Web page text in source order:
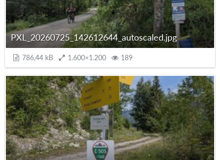
PXL_20260725_142612644_autoscaled.jpg
786,44 kB 1.600×1.200 189